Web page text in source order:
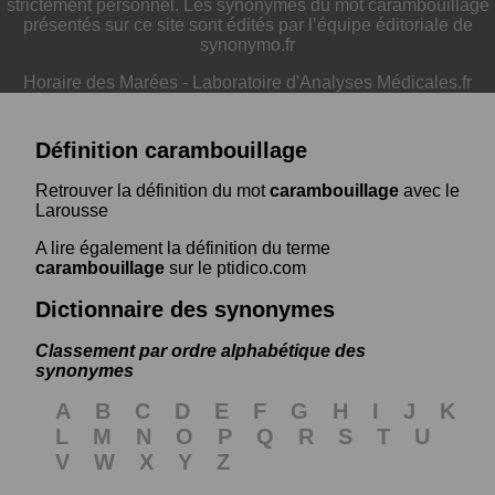
strictement personnel. Les synonymes du mot carambouillage
présentés sur ce site sont édités par l’équipe éditoriale de
synonymo.fr
Horaire des Marées - Laboratoire d'Analyses Médicales.fr
Définition carambouillage
Retrouver la définition du motcarambouillage avec le
Larousse
A lire également la définition du terme
carambouillage sur le ptidico.com
Dictionnaire des synonymes
Classement par ordre alphabétique des
synonymes
A B C D E F G H I J
K
L
M N O P Q R S T
U
V
W X Y
Z